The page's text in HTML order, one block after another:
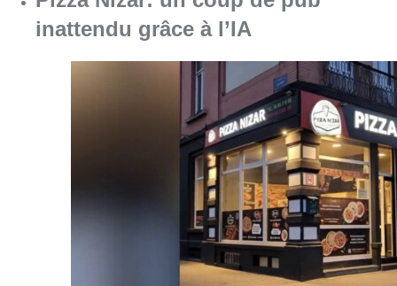
inattendu grâce à l’IA